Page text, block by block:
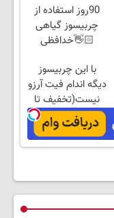
90روز استفاده از
چربیسوز گیاهی
👋🏻خدافظی
خرید با تخفیف
با این چربیسوز
دیگه اندام فیت آرزو
نیست(تخفیف تا
امشب)